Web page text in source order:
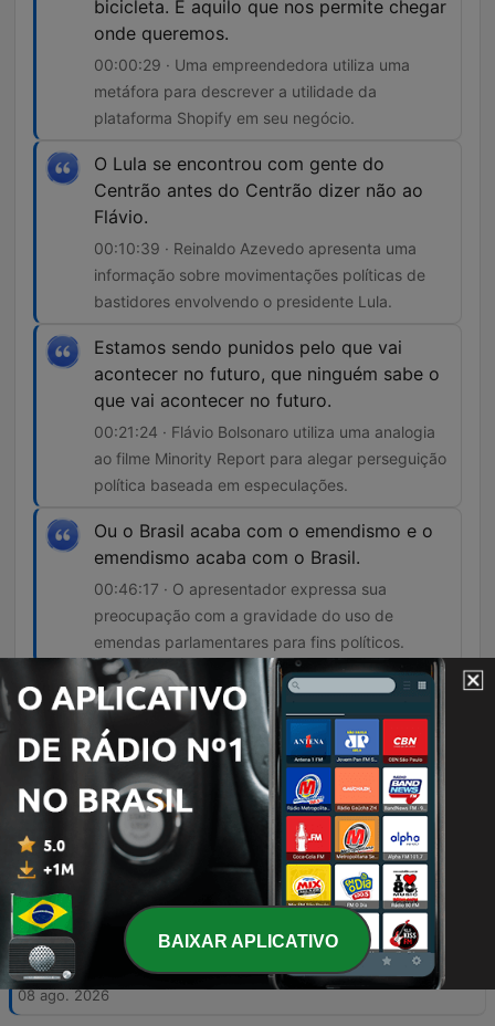
bicicleta. É aquilo que nos permite chegar
onde queremos.
00:00:29 · Uma empreendedora utiliza uma
metáfora para descrever a utilidade da
plataforma Shopify em seu negócio.
O Lula se encontrou com gente do
Centrão antes do Centrão dizer não ao
Flávio.
00:10:39 · Reinaldo Azevedo apresenta uma
informação sobre movimentações políticas de
bastidores envolvendo o presidente Lula.
Estamos sendo punidos pelo que vai
acontecer no futuro, que ninguém sabe o
que vai acontecer no futuro.
00:21:24 · Flávio Bolsonaro utiliza uma analogia
ao filme Minority Report para alegar perseguição
política baseada em especulações.
Ou o Brasil acaba com o emendismo e o
emendismo acaba com o Brasil.
00:46:17 · O apresentador expressa sua
preocupação com a gravidade do uso de
emendas parlamentares para fins políticos.
Lula impediu a explosão social do Brasil.
01:09:18 · O locutor argumenta que as políticas
de transferência de renda mitigam tensões
sociais no país.
Episódios
1175 - O É da Coisa de 07/08/2026, com Reinaldo
Azevedo: Lula e Centrão; Flávio e o vice;
Mendonça isento?
O episódio aborda a complexa articulação política de Lula com o Centrão e as dificuldades enfrentadas por Flávio Bolsonaro na formação de alianças, incluindo os bastidores da escolha de Alfredo Gaspar como vice. A discussão explora temas como guerra psicológica, uso de instituições e as tensões entre o Judiciário e a Polícia Federal. Além disso, o programa analisa o cenário econômico e diplomático, tratando das medidas protecionistas dos Estados Unidos contra produtos brasileiros, investigações sobre emendas PIX e as perspectivas para o cenário eleitoral de 2026. O debate encerra com reflexões sobre política internacional e críticas a propostas econômicas de governadores.
08 ago. 2026
BAIXAR APLICATIVO